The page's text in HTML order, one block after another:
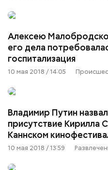
Алексею
его дела
госпитализация
10 мая 2018 / 14:05
Владимир Путин
присутствие Кирилла
Каннском
10 мая 2018 / 13:59